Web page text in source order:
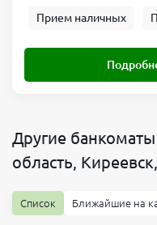
Прием наличных
Другие
область,
Список Ближайшие на